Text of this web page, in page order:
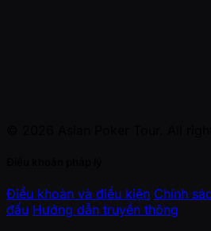
Điều khoản và điều kiện Chính
đấu Hướng dẫn truyền thông